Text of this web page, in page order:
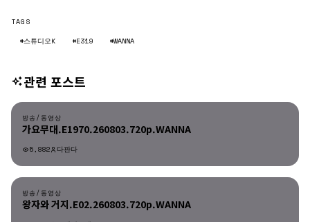
TAGS
#스튜디오K
#E319 #WANNA
관련 포스트
방송/동영상
방송/동영상
가요무대.E1970.260803.720p.WANNA
5,882 다판다
방송/동영상
방송/동영상
왕자와 거지.E02.260803.720p.WANNA